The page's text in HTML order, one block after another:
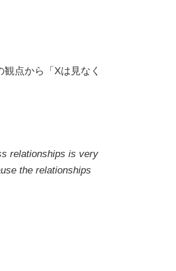
点から「Xは見なく
relationships is very
the relationships